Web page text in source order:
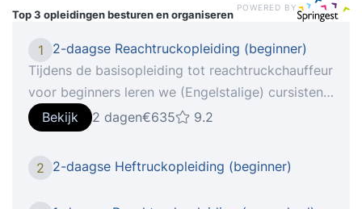
Top 3 opleidingenbesturen en organiseren
POWERED BY
1
2-daagse Reachtruckopleiding (beginner)
Tijdens de basisopleiding tot reachtruckchauffeur
voor beginners leren we (Engelstalige) cursisten
een reachtruck te besturen en tot in de puntjes te
beheersen. Het besturen van een reachtruck voelt
vaak onnatuurlijk, omdat er gereden wordt in een
zijwaartse richting. Met verschillende opdrachten
Bekijk 2 dagen€635 9.2
2 2-daagse Heftruckopleiding (beginner)